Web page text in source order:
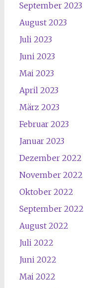
September 2023
August 2023
Juli 2023
Juni 2023
Mai 2023
April 2023
März 2023
Februar 2023
Januar 2023
Dezember 2022
November 2022
Oktober 2022
September 2022
August 2022
Juli 2022
Juni 2022
Mai 2022